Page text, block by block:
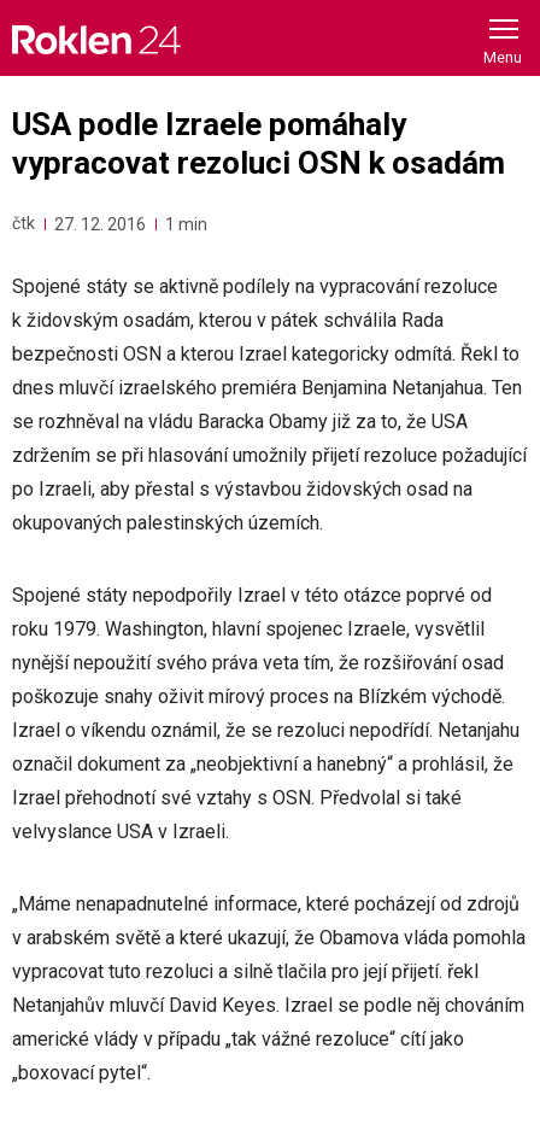
content
USA podle Izraele pomáhaly
vypracovat rezoluci OSN k osadám
čtk 27. 12. 2016 1 min
Spojené státy se aktivně podílely na vypracování rezoluce
k židovským osadám, kterou v pátek schválila Rada
bezpečnosti OSN a kterou Izrael kategoricky odmítá. Řekl to
dnes mluvčí izraelského premiéra Benjamina Netanjahua. Ten
se rozhněval na vládu Baracka Obamy již za to, že USA
zdržením se při hlasování umožnily přijetí rezoluce požadující
po Izraeli, aby přestal s výstavbou židovských osad na
okupovaných palestinských územích.
Spojené státy nepodpořily Izrael v této otázce poprvé od
roku 1979. Washington, hlavní spojenec Izraele, vysvětlil
nynější nepoužití svého práva veta tím, že rozšiřování osad
poškozuje snahy oživit mírový proces na Blízkém východě.
Izrael o víkendu oznámil, že se rezoluci nepodřídí. Netanjahu
označil dokument za „neobjektivní a hanebný“ a prohlásil, že
Izrael přehodnotí své vztahy s OSN. Předvolal si také
velvyslance USA v Izraeli.
„Máme nenapadnutelné informace, které pocházejí od zdrojů
v arabském světě a které ukazují, že Obamova vláda pomohla
vypracovat tuto rezoluci a silně tlačila pro její přijetí. řekl
Netanjahův mluvčí David Keyes. Izrael se podle něj chováním
americké vlády v případu „tak vážné rezoluce“ cítí jako
„boxovací pytel“.